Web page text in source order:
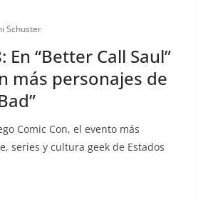
Schuster
En “Better Call Saul”
más personajes de
Comic Con, el evento más
series y cultura geek de Estados